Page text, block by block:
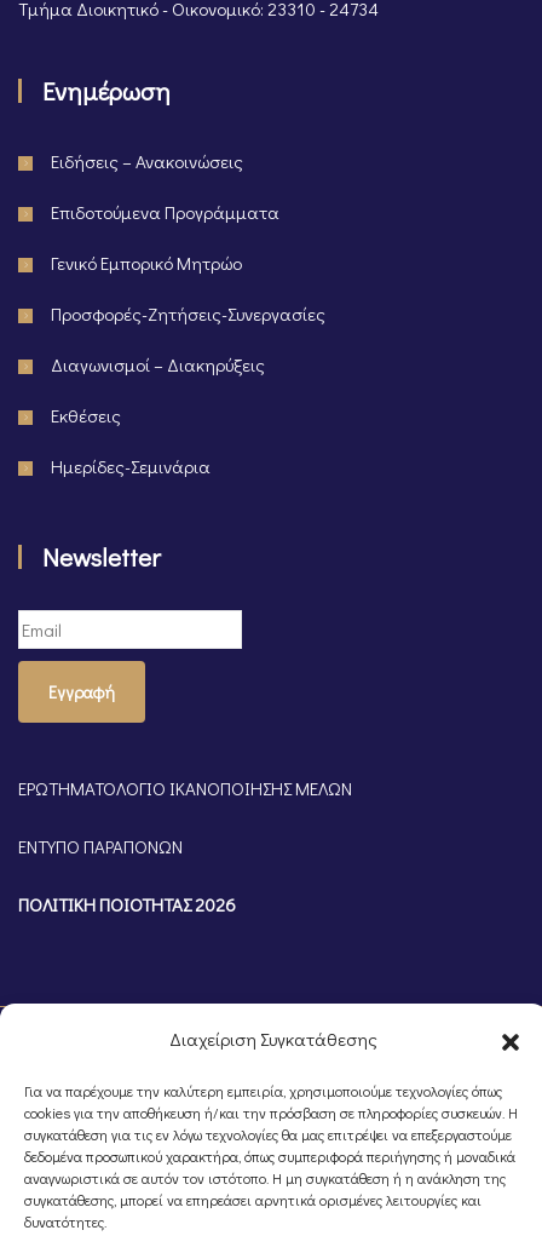
Διαχείριση Συγκατάθεσης
Για να παρέχουμε την καλύτερη εμπειρία, χρησιμοποιούμε τεχνολογίες όπως
cookies για την αποθήκευση ή/και την πρόσβαση σε πληροφορίες συσκευών. Η
συγκατάθεση για τις εν λόγω τεχνολογίες θα μας επιτρέψει να επεξεργαστούμε
δεδομένα προσωπικού χαρακτήρα, όπως συμπεριφορά περιήγησης ή μοναδικά
αναγνωριστικά σε αυτόν τον ιστότοπο. Η μη συγκατάθεση ή η ανάκληση της
συγκατάθεσης, μπορεί να επηρεάσει αρνητικά ορισμένες λειτουργίες και
δυνατότητες.
Τμήμα Διοικητικό - Οικονομικό: 23310 - 24734
Ενημέρωση
Ειδήσεις – Ανακοινώσεις
Επιδοτούμενα Προγράμματα
Γενικό Εμπορικό Μητρώο
Προσφορές-Ζητήσεις-Συνεργασίες
Διαγωνισμοί – Διακηρύξεις
Εκθέσεις
Ημερίδες-Σεμινάρια
Newsletter
Εγγραφή
ΕΡΩΤΗΜΑΤΟΛΟΓΙΟ ΙΚΑΝΟΠΟΙΗΣΗΣ ΜΕΛΩΝ
ΕΝΤΥΠΟ ΠΑΡΑΠΟΝΩΝ
ΠΟΛΙΤΙΚΗ ΠΟΙΟΤΗΤΑΣ 2026
©Portal Επιμελητηρίου Ημαθίας, Powered byKnowledge A.E.